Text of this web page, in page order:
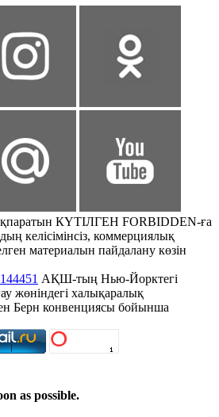
КҮТІЛГЕН FORBIDDEN-ға
келісімінсіз, коммерциялық
материалын пайдалану көзін
АҚШ-тың Нью-Йорктегі
жөніндегі халықаралық
Берн конвенциясы бойынша
as possible.